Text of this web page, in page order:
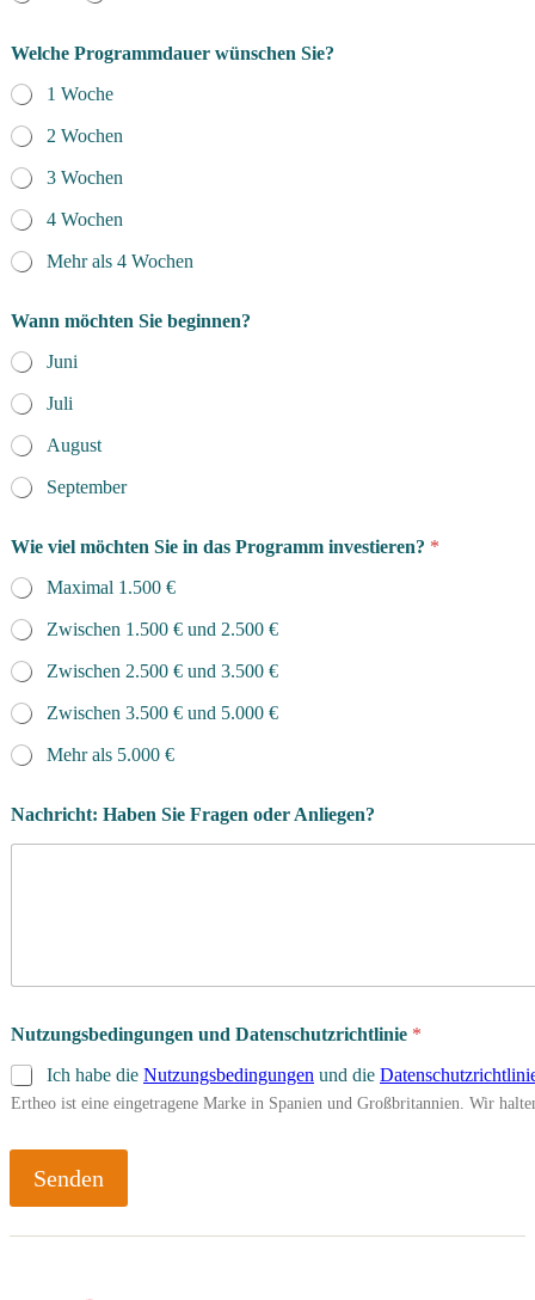
Welche Programmdauer wünschen Sie?
1 Woche
2 Wochen
3 Wochen
4 Wochen
Mehr als 4 Wochen
Wann möchten Sie beginnen?
Juni
Juli
August
September
Wie viel möchten Sie in das Programm investieren? *
Maximal 1.500 €
Zwischen 1.500 € und 2.500 €
Zwischen 2.500 € und 3.500 €
Zwischen 3.500 € und 5.000 €
Mehr als 5.000 €
Nachricht: Haben Sie Fragen oder Anliegen?
Nutzungsbedingungen und Datenschutzrichtlinie *
Ich habe die Nutzungsbedingungen und die
Ertheo ist eine eingetragene Marke in Spanien und Großbritannien. Wir
Senden